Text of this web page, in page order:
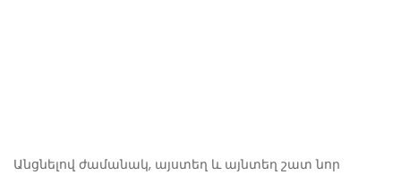
Անցնելով ժամանակ, այստեղ և այնտեղ շատ նոր